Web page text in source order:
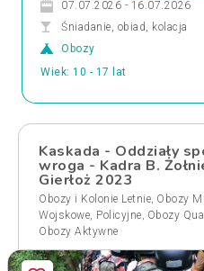
07.07.2026 - 16.07.2026
Śniadanie, obiad, kolacja
Obozy
Wiek: 10 - 17 lat
Kaskada - Oddziały
wroga - Kadra B.
Gierłoż 2023
Obozy i Kolonie Letnie, Obozy
Wojskowe, Policyjne, Obozy
Obozy Aktywne